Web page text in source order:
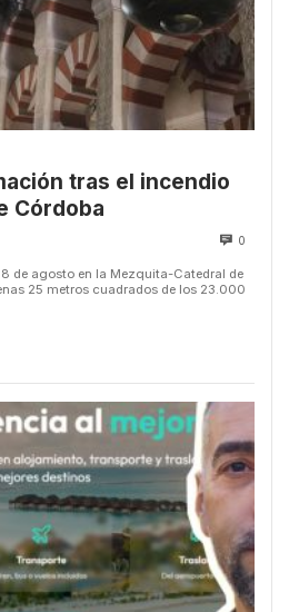
tras el incendio
Córdoba
0
de agosto en la Mezquita-Catedral de
25 metros cuadrados de los 23.000